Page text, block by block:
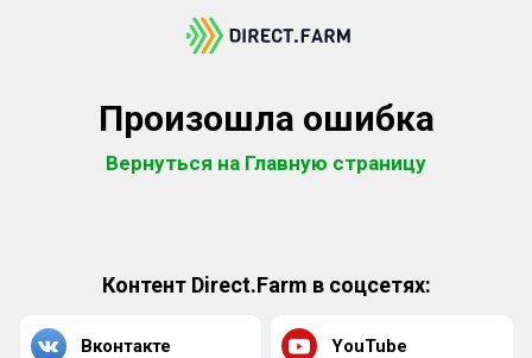
Произошла ошибка
Вернуться на Главную страницу
Контент Direct.Farm в соцсетях:
Вконтакте YouTube